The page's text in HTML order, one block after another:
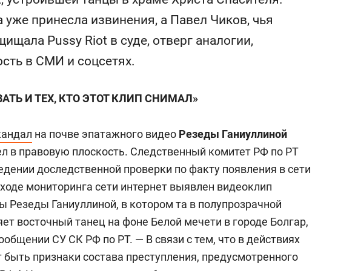
принесла извинения, а Павел Чиков, чья
Pussy Riot в суде, отверг аналогии,
в СМИ и соцсетях.
И ТЕХ, КТО ЭТОТ КЛИП СНИМАЛ»
на почве эпатажного видео Резеды Ганиуллиной
в правовую плоскость. Следственный комитет РФ по РТ
доследственной проверки по факту появления в сети
мониторинга сети интернет выявлен видеоклип
Резеды Ганиуллиной, в котором та в полупрозрачной
восточный танец на фоне Белой мечети в городе Болгар,
СУ СК РФ по РТ. — В связи с тем, что в действиях
признаки состава преступления, предусмотренного
свою сверхнагрузку
стрессом»
для меня это